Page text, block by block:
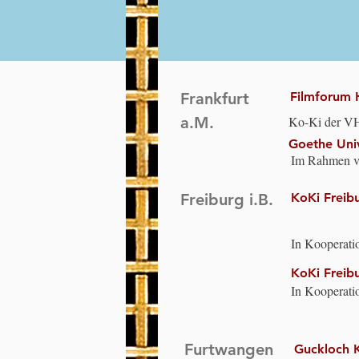
Frankfurt
a.M.
Freiburg i.B.
Furtwangen
Filmforum
Ko-Ki der
„Dynamiken
Goethe
Im Rahmen
Schnittstelle
Prof. Doron
im
KoKi
In
KoKi
In
Guckloch